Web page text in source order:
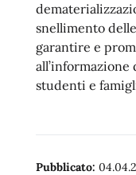
snellimento
garantire e
all’informazione
studenti e
Pubblicato: